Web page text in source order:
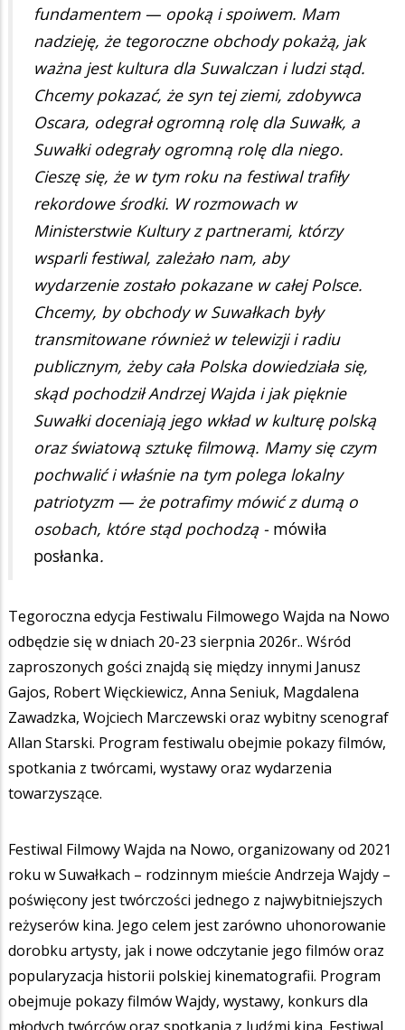
fundamentem — opoką i spoiwem. Mam
nadzieję, że tegoroczne obchody pokażą, jak
ważna jest kultura dla Suwalczan i ludzi stąd.
Chcemy pokazać, że syn tej ziemi, zdobywca
Oscara, odegrał ogromną rolę dla Suwałk, a
Suwałki odegrały ogromną rolę dla niego.
Cieszę się, że w tym roku na festiwal trafiły
rekordowe środki. W rozmowach w
Ministerstwie Kultury z partnerami, którzy
wsparli festiwal, zależało nam, aby
wydarzenie zostało pokazane w całej Polsce.
Chcemy, by obchody w Suwałkach były
transmitowane również w telewizji i radiu
publicznym, żeby cała Polska dowiedziała się,
skąd pochodził Andrzej Wajda i jak pięknie
Suwałki doceniają jego wkład w kulturę polską
oraz światową sztukę filmową. Mamy się czym
pochwalić i właśnie na tym polega lokalny
patriotyzm — że potrafimy mówić z dumą o
osobach, które stąd pochodzą - mówiła
posłanka.
Tegoroczna edycja Festiwalu Filmowego Wajda na Nowo
odbędzie się w dniach 20-23 sierpnia 2026r.. Wśród
zaproszonych gości znajdą się między innymi Janusz
Gajos, Robert Więckiewicz, Anna Seniuk, Magdalena
Zawadzka, Wojciech Marczewski oraz wybitny scenograf
Allan Starski. Program festiwalu obejmie pokazy filmów,
spotkania z twórcami, wystawy oraz wydarzenia
towarzyszące.
Festiwal Filmowy Wajda na Nowo, organizowany od 2021
roku w Suwałkach – rodzinnym mieście Andrzeja Wajdy –
poświęcony jest twórczości jednego z najwybitniejszych
reżyserów kina. Jego celem jest zarówno uhonorowanie
dorobku artysty, jak i nowe odczytanie jego filmów oraz
popularyzacja historii polskiej kinematografii. Program
obejmuje pokazy filmów Wajdy, wystawy, konkurs dla